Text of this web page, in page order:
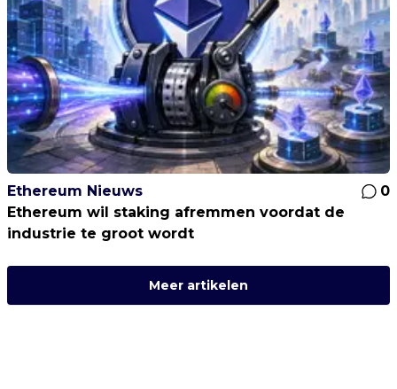
Ethereum Nieuws
0
Ethereum wil staking afremmen voordat de
industrie te groot wordt
Meer artikelen